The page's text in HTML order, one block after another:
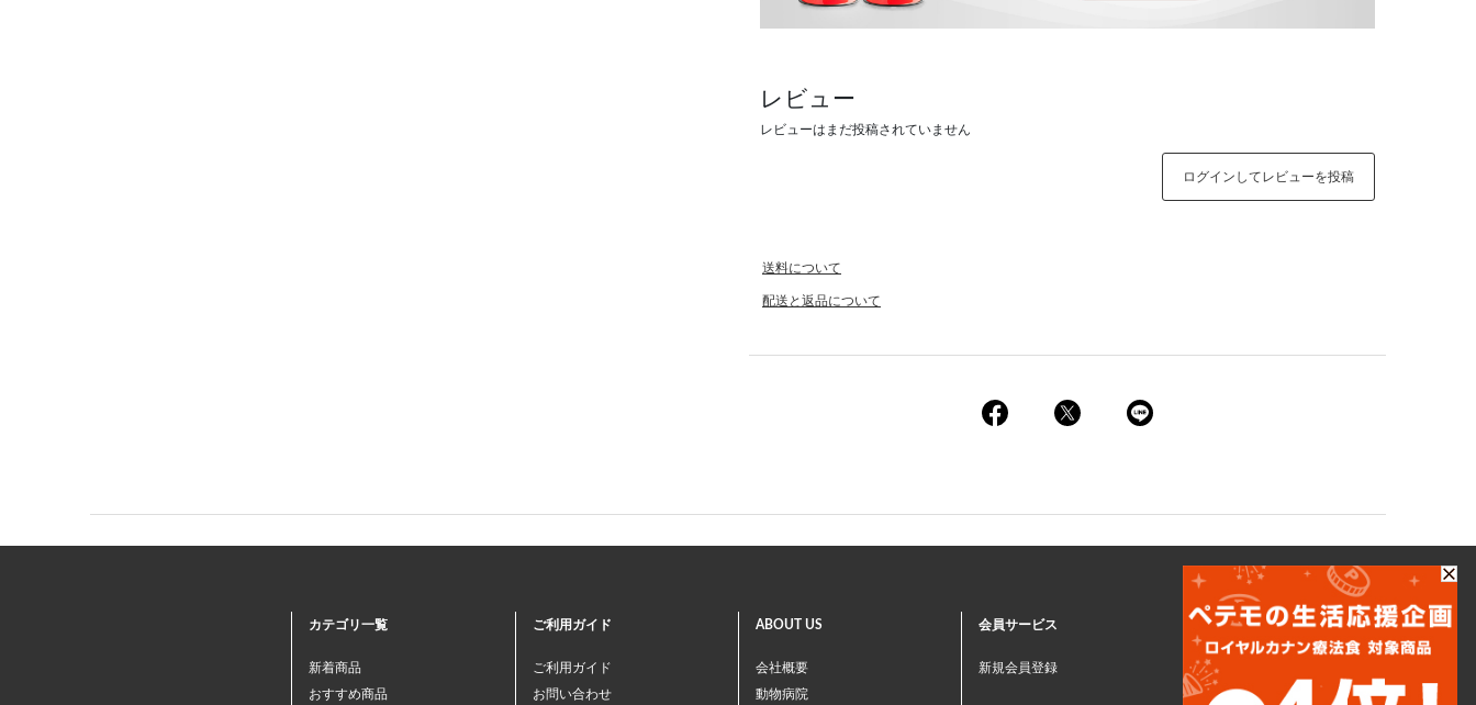
レビュー
レビューはまだ投稿されていません
ログインしてレビューを投稿
送料について
配送と返品について
カテゴリ一覧
新着商品
おすすめ商品
ご利用ガイド
ご利用ガイド
お問い合わせ
ABOUT US
会社概要
動物病院
会員サービス
新規会員登録